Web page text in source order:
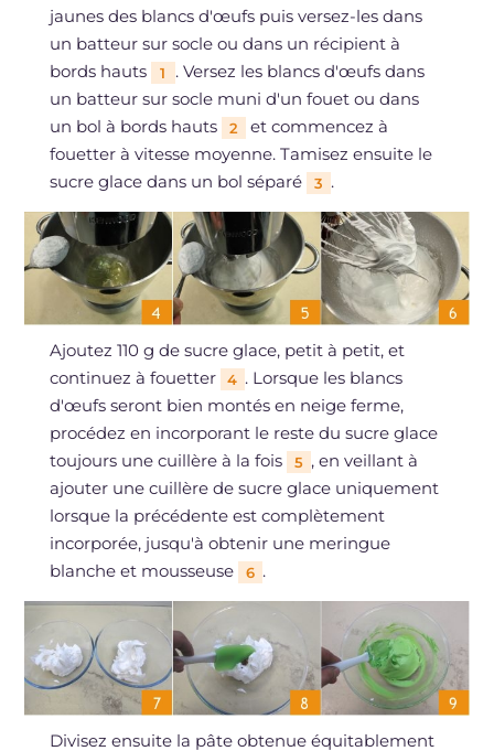
jaunes des blancs d'œufs puis versez-les dans
un batteur sur socle ou dans un récipient à
bords hauts
1
. Versez les blancs d'œufs dans
un batteur sur socle muni d'un fouet ou dans
un bol à bords hauts
2
et commencez à
fouetter à vitesse moyenne. Tamisez ensuite le
sucre glace dans un bol séparé
3 .
Ajoutez 110 g de sucre glace, petit à petit, et
continuez à fouetter
4 . Lorsque les blancs
d'œufs seront bien montés en neige ferme,
procédez en incorporant le reste du sucre glace
toujours une cuillère à la fois
5 , en veillant à
ajouter une cuillère de sucre glace uniquement
lorsque la précédente est complètement
incorporée, jusqu'à obtenir une meringue
blanche et mousseuse
6 .
Divisez ensuite la pâte obtenue équitablement